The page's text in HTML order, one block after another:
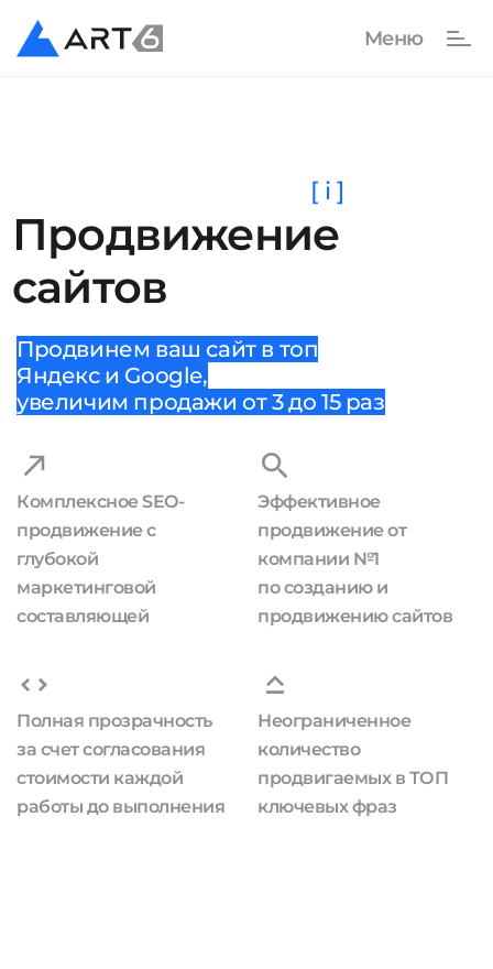
Продвижение
сайтов
[ i ]
Продвинем ваш сайт в топ
Яндекс и Google,
увеличим продажи от 3 до 15 раз
Комплексное SEO-
продвижение с
глубокой
маркетинговой
составляющей
Эффективное
продвижение от
компании №1
по созданию и
продвижению сайтов
Полная прозрачность
за счет согласования
стоимости каждой
работы до выполнения
Неограниченное
количество
продвигаемых в ТОП
ключевых фраз